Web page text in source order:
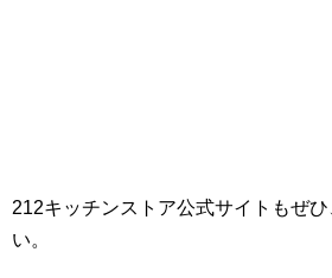
212キッチンストア公式サイトもぜ
い。